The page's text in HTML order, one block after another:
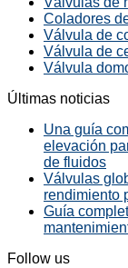
Coladores
Válvula de
Válvula de
Válvula
Últimas noticias
Una guía
elevación
de fluidos
Válvulas
rendimiento
Guía
Follow us